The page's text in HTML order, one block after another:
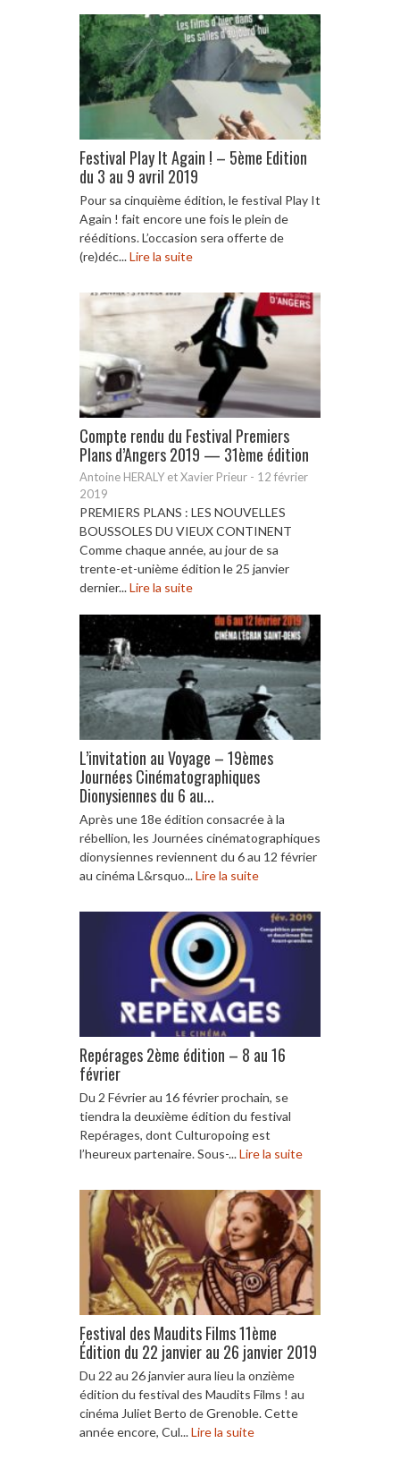
Festival Play It Again ! – 5ème Edition
du 3 au 9 avril 2019
Pour sa cinquième édition, le festival Play It
Again ! fait encore une fois le plein de
rééditions. L’occasion sera offerte de
(re)déc...Lire la suite
Compte rendu du Festival Premiers
Plans d’Angers 2019 — 31ème édition
Antoine HERALY et Xavier Prieur - 12 février
2019
PREMIERS PLANS : LES NOUVELLES
BOUSSOLES DU VIEUX CONTINENT
Comme chaque année, au jour de sa
trente-et-unième édition le 25 janvier
dernier...Lire la suite
L’invitation au Voyage – 19èmes
Journées Cinématographiques
Dionysiennes du 6 au...
Après une 18e édition consacrée à la
rébellion, les Journées cinématographiques
dionysiennes reviennent du 6 au 12 février
au cinéma L&rsquo...Lire la suite
Repérages 2ème édition – 8 au 16
février
Du 2 Février au 16 février prochain, se
tiendra la deuxième édition du festival
Repérages, dont Culturopoing est
l’heureux partenaire. Sous-...Lire la suite
Festival des Maudits Films 11ème
Édition du 22 janvier au 26 janvier 2019
Du 22 au 26 janvier aura lieu la onzième
édition du festival des Maudits Films ! au
cinéma Juliet Berto de Grenoble. Cette
année encore, Cul...Lire la suite